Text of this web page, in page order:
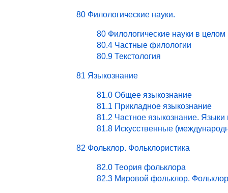
80 Филологические науки.
80 Филологические науки в целом
80.4 Частные филологии
80.9 Текстология
81 Языкознание
81.0 Общее языкознание
81.1 Прикладное языкознание
81.2 Частное языкознание. Языки
81.8 Искусственные
82 Фольклор. Фольклористика
82.0 Теория фольклора
82.3 Мировой фольклор.